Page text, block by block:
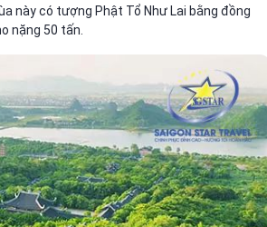
này có tượng Phật Tổ Như Lai bằng đồng
nặng 50 tấn.